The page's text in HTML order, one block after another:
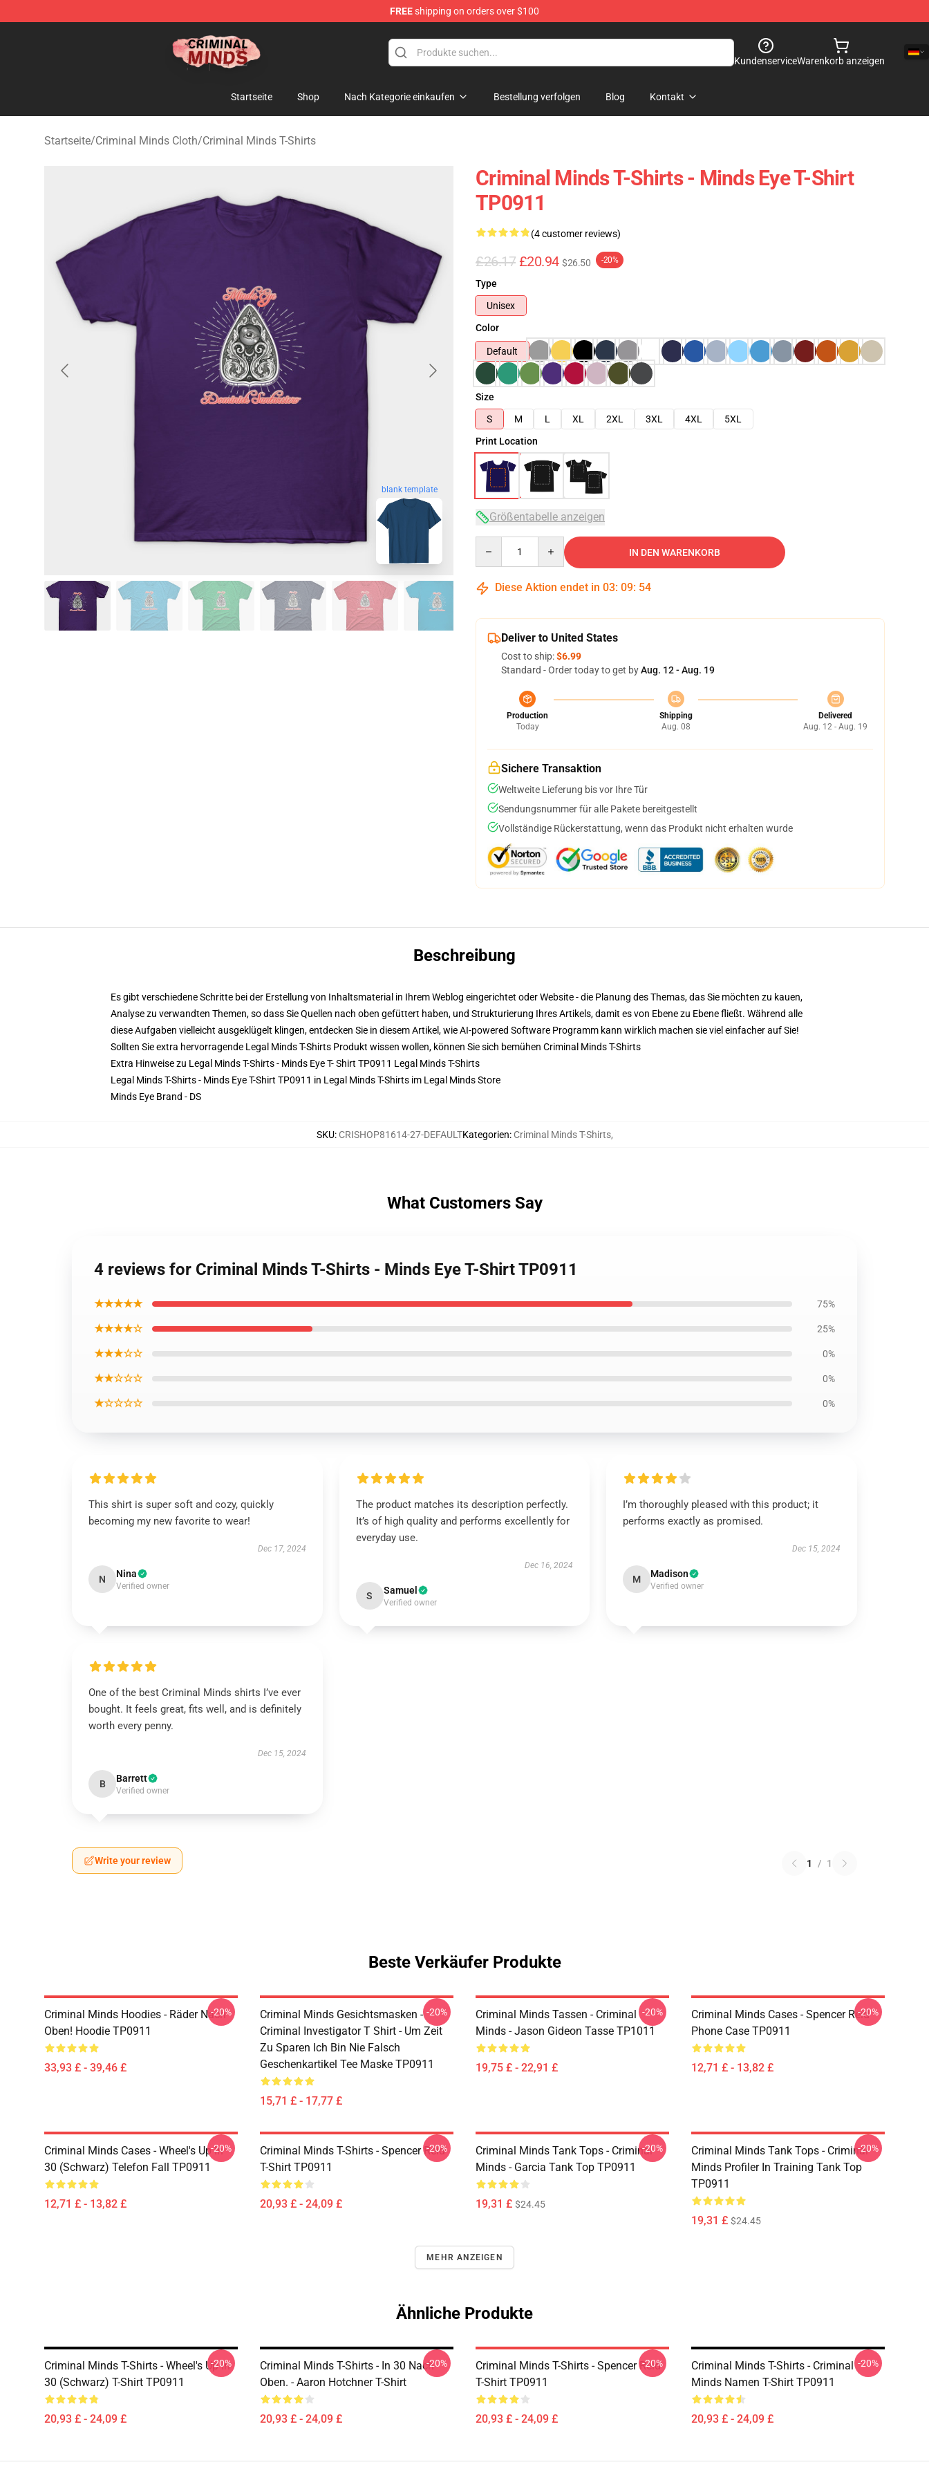
FREEshipping on orders over $100
Criminal Minds Shop - Official Criminal Minds Merchandise Store
KundenserviceWarenkorb anzeigen
Startseite Shop Nach Kategorie einkaufen Bestellung verfolgen Blog Kontakt
Startseite/Criminal Minds Cloth/Criminal Minds T-Shirts
blank template
Criminal Minds T-Shirts - Minds Eye T-Shirt
TP0911
(4 customer reviews)
£26.17 £20.94 $26.50 -20%
Type
Unisex
Color
Default
Size
S
M L XL 2XL 3XL 4XL
5XL
Print Location
Größentabelle anzeigen
IN DEN WARENKORB
Diese Aktion endet in 03: 09: 53
Deliver to United States
Cost to ship:$6.99
Standard - Order today to get byAug. 12 - Aug. 19
Production
Today
Shipping
Aug. 08
Delivered
Aug. 12 - Aug. 19
Sichere Transaktion
Weltweite Lieferung bis vor Ihre Tür
Sendungsnummer für alle Pakete bereitgestellt
Vollständige Rückerstattung, wenn das Produkt nicht erhalten wurde
Beschreibung
Es gibt verschiedene Schritte bei der Erstellung von Inhaltsmaterial in Ihrem Weblog eingerichtet oder Website - die Planung des Themas, das Sie möchten zu kauen,
Analyse zu verwandten Themen, so dass Sie Quellen nach oben gefüttert haben, und Strukturierung Ihres Artikels, damit es von Ebene zu Ebene fließt. Während alle
diese Aufgaben vielleicht ausgeklügelt klingen, entdecken Sie in diesem Artikel, wie AI-powered Software Programm kann wirklich machen sie viel einfacher auf Sie!
Sollten Sie extra hervorragende Legal Minds T-Shirts Produkt wissen wollen, können Sie sich bemühen Criminal Minds T-Shirts
Extra Hinweise zu Legal Minds T-Shirts - Minds Eye T- Shirt TP0911 Legal Minds T-Shirts
Legal Minds T-Shirts - Minds Eye T-Shirt TP0911 in Legal Minds T-Shirts im Legal Minds Store
Minds Eye Brand - DS
SKU: CRISHOP81614-27-DEFAULTKategorien: Criminal Minds T-Shirts,
What Customers Say
4 reviews for Criminal Minds T-Shirts - Minds Eye T-Shirt TP0911
★★★★★ 75%
★★★★☆ 25%
★★★☆☆ 0%
★★☆☆☆ 0%
★☆☆☆☆ 0%
This shirt is super soft and cozy, quickly
becoming my new favorite to wear!
Dec 17, 2024
N Nina
Verified owner
The product matches its description perfectly.
It’s of high quality and performs excellently for
everyday use.
Dec 16, 2024
S Samuel
Verified owner
I’m thoroughly pleased with this product; it
performs exactly as promised.
Dec 15, 2024
M Madison
Verified owner
One of the best Criminal Minds shirts I’ve ever
bought. It feels great, fits well, and is definitely
worth every penny.
Dec 15, 2024
B Barrett
Verified owner
Write your review 1 / 1
Beste Verkäufer Produkte
Criminal Minds Hoodies - Räder Nach
Oben! Hoodie TP0911
33,93 £ - 39,46 £
-20%
Criminal Minds Gesichtsmasken -
Criminal Investigator T Shirt - Um Zeit
Zu Sparen Ich Bin Nie Falsch
Geschenkartikel Tee Maske TP0911
15,71 £ - 17,77 £
-20%
Criminal Minds Tassen - Criminal
Minds - Jason Gideon Tasse TP1011
19,75 £ - 22,91 £
-20%
Criminal Minds Cases - Spencer Reid
Phone Case TP0911
12,71 £ - 13,82 £
-20%
Criminal Minds Cases - Wheel's Up In
30 (schwarz) Telefon Fall TP0911
12,71 £ - 13,82 £
-20%
Criminal Minds T-Shirts - Spencer Reid
T-Shirt TP0911
20,93 £ - 24,09 £
-20%
Criminal Minds Tank Tops - Criminal
Minds - Garcia Tank Top TP0911
19,31 £ $24.45
-20%
Criminal Minds Tank Tops - Criminal
Minds Profiler In Training Tank Top
TP0911
19,31 £ $24.45
-20%
MEHR ANZEIGEN
Ähnliche Produkte
Criminal Minds T-Shirts - Wheel's Up In
30 (schwarz) T-Shirt TP0911
20,93 £ - 24,09 £
-20%
Criminal Minds T-Shirts - In 30 Nach
Oben. - Aaron Hotchner T-Shirt
20,93 £ - 24,09 £
-20%
Criminal Minds T-Shirts - Spencer Reid
T-Shirt TP0911
20,93 £ - 24,09 £
-20%
Criminal Minds T-Shirts - Criminal
Minds Namen T-Shirt TP0911
20,93 £ - 24,09 £
-20%